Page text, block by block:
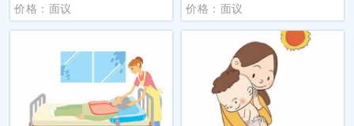
价格：面议 价格：面议